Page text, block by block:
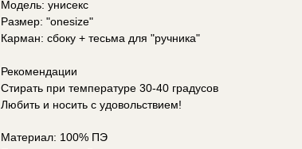
Модель: унисекс
Размер: "onesize"
Карман: сбоку + тесьма для "ручника"
Рекомендации
Стирать при температуре 30-40 градусов
Любить и носить с удовольствием!
Материал: 100% ПЭ